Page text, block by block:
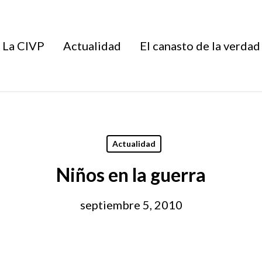
La CIVP Actualidad El canasto de la verdad
Actualidad
Niños en la guerra
septiembre 5, 2010